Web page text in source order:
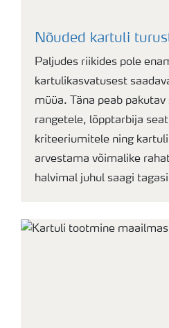
Nõuded kartuli
Paljudes riikides pole
kartulikasvatusest
müüa. Täna peab
rangetele, lõpptarbija
kriteeriumitele ning
arvestama võimalike
halvimal juhul saagi